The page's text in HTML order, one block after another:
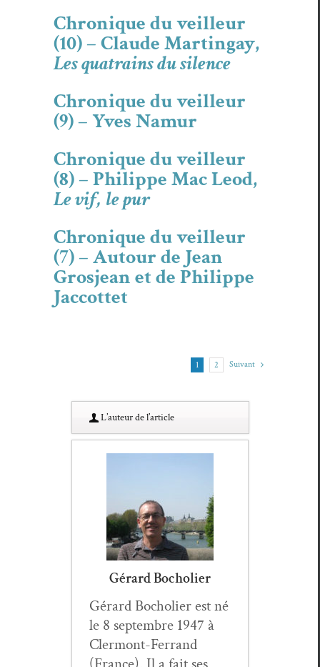
Chronique du veilleur
(10) – Claude Martingay,
Les quatrains du silence
Chronique du veilleur
(9) – Yves Namur
Chronique du veilleur
(8) – Philippe Mac Leod,
Le vif, le pur
Chronique du veilleur
(7) – Autour de Jean
Grosjean et de Philippe
Jaccottet
1 2 Suiv­ant
L’au­teur de l’article
Gérard Bocholier
Gérard Bocholi­er est né
le 8 sep­tem­bre 1947 à
Cler­mont-Fer­rand